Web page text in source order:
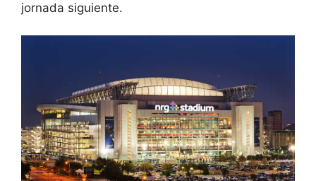
jornada siguiente.